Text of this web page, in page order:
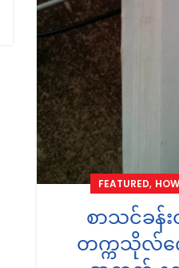
FEATURED,
စာသင်ခန်
တက္ကသိုလ်ကျ